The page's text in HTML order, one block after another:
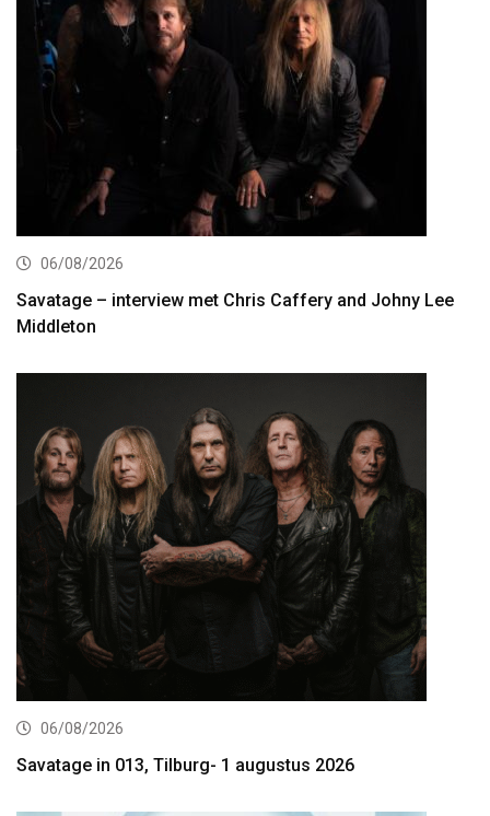
06/08/2026
Savatage – interview met Chris Caffery and Johny Lee
Middleton
06/08/2026
Savatage in 013, Tilburg- 1 augustus 2026